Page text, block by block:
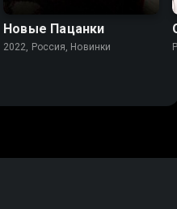
Новые Пацанки
2022, Россия, Новинки